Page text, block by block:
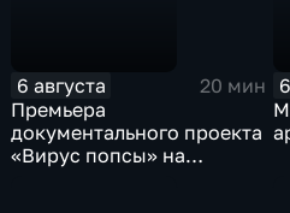
6 августа
20 мин
Премьера
документального проекта
«Вирус попсы» на